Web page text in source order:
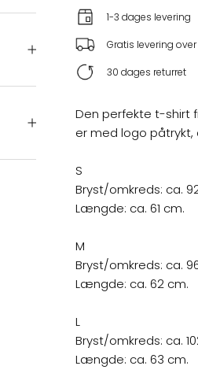
1-3 dages levering
Gratis levering
30 dages returret
Den perfekte t-shirt
er med logo påtrykt,
S
Bryst/omkreds: ca.
Længde: ca. 61 cm.
M
Bryst/omkreds: ca.
Længde: ca. 62 cm.
L
Bryst/omkreds: ca.
Længde: ca. 63 cm.